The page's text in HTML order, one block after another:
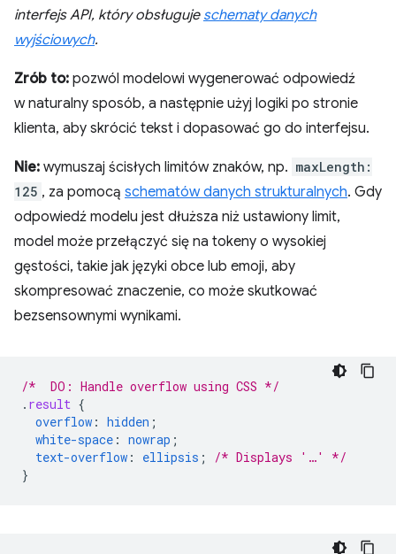
interfejs API, który obsługuje schematy danych
wyjściowych.
Zrób to: pozwól modelowi wygenerować odpowiedź
w naturalny sposób, a następnie użyj logiki po stronie
klienta, aby skrócić tekst i dopasować go do interfejsu.
Nie: wymuszaj ścisłych limitów znaków, np. maxLength:
125 , za pomocą schematów danych strukturalnych. Gdy
odpowiedź modelu jest dłuższa niż ustawiony limit,
model może przełączyć się na tokeny o wysokiej
gęstości, takie jak języki obce lub emoji, aby
skompresować znaczenie, co może skutkować
bezsensownymi wynikami.
/*  DO: Handle overflow using CSS */
. result {
overflow : hidden ;
white-space : nowrap ;
text-overflow : ellipsis ;
/* Displays '…' */
}